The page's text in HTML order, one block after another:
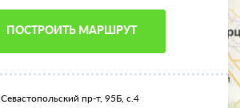
ПОСТРОИТЬ МАРШРУТ
Севастопольский пр-т, 95Б, с.4